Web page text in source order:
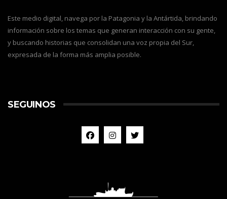
Este medio digital, navega por la Patagonia y la Antártida, brindando
información sobre los temas que generan interacción con su gente,
y buscando historias que consolidan una voz propia del Sur,
expresada de la forma más amplia posible.
SEGUINOS